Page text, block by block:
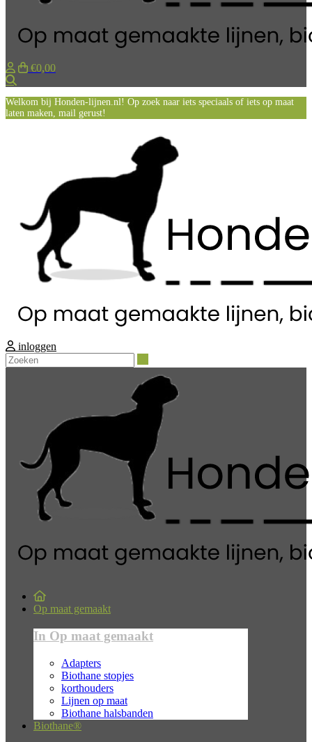
€0,00
Welkom bij Honden-lijnen.nl! Op zoek naar iets speciaals of iets op maat
laten maken, mail gerust!
inloggen
Op maat gemaakt
In Op maat gemaakt
Adapters
Biothane stopjes
korthouders
Lijnen op maat
Biothane halsbanden
Biothane®